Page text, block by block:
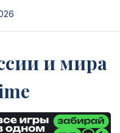
и мира